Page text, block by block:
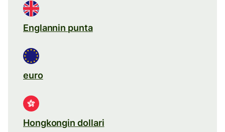
Englannin punta
euro
Hongkongin dollari